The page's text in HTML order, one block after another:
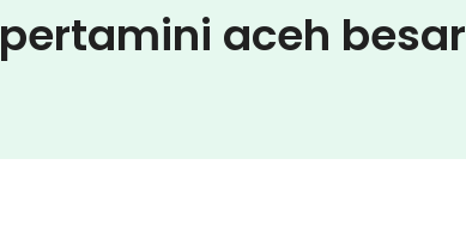
pertamini aceh besar